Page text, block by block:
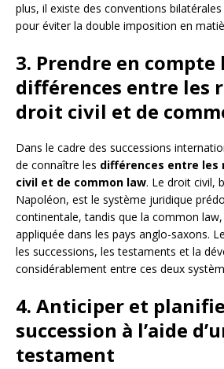
plus, il existe des conventions
pour éviter la double imposition en
3. Prendre en compte
différences entre les
droit civil et de
Dans le cadre des successions
de connaître les différences entre les
civil et de common law. Le droit civil,
Napoléon, est le système juridique
continentale, tandis que la common law,
appliquée dans les pays anglo-saxons.
les successions, les testaments et la
considérablement entre ces deux
4. Anticiper et
succession à l’aide
testament